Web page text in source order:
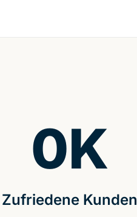
Zufriedene Kunden
0K